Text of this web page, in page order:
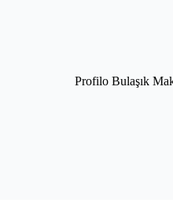
Profilo Bulaşık